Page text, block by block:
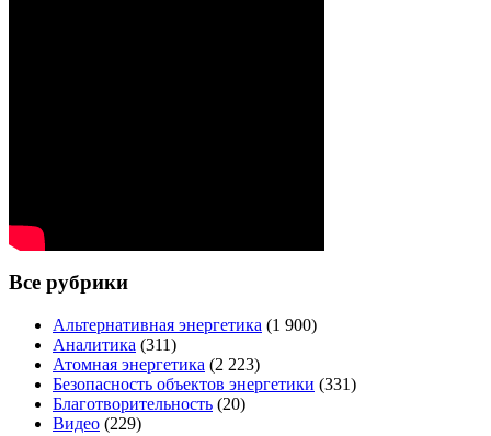
Все рубрики
Альтернативная энергетика (1 900)
Аналитика (311)
Атомная энергетика (2 223)
Безопасность объектов энергетики (331)
Благотворительность (20)
Видео (229)